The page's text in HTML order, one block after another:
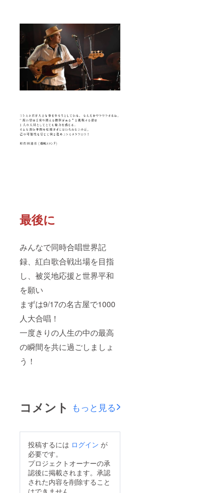
最後に
みんなで同時合唱世界記
録、紅白歌合戦出場を目指
し、被災地応援と世界平和
を願い
まずは9/17の名古屋で1000
人大合唱！
一度きりの人生の中の最高
の瞬間を共に過ごしましょ
う！
コメント もっと見る
投稿するには ログイン が
必要です。
プロジェクトオーナーの承
認後に掲載されます。承認
された内容を削除すること